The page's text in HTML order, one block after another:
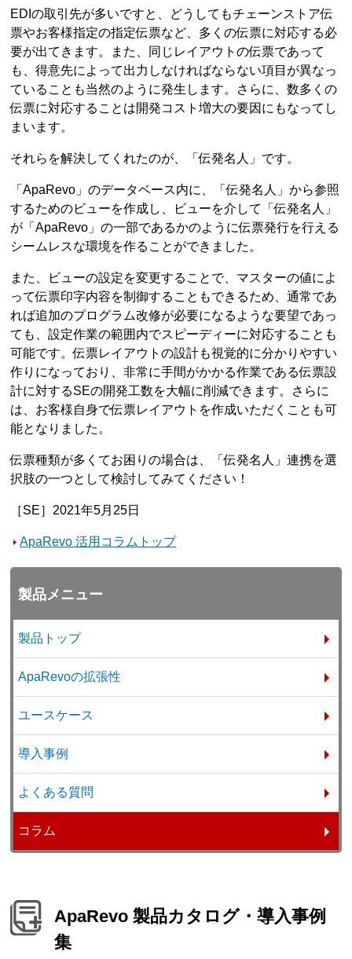
EDIの取引先が多いですと、どうしてもチェーンストア伝
票やお客様指定の指定伝票など、多くの伝票に対応する必
要が出てきます。また、同じレイアウトの伝票であって
も、得意先によって出力しなければならない項目が異なっ
ていることも当然のように発生します。さらに、数多くの
伝票に対応することは開発コスト増大の要因にもなってし
まいます。
それらを解決してくれたのが、「伝発名人」です。
「ApaRevo」のデータベース内に、「伝発名人」から参照
するためのビューを作成し、ビューを介して「伝発名人」
が「ApaRevo」の一部であるかのように伝票発行を行える
シームレスな環境を作ることができました。
また、ビューの設定を変更することで、マスターの値によ
って伝票印字内容を制御することもできるため、通常であ
れば追加のプログラム改修が必要になるような要望であっ
ても、設定作業の範囲内でスピーディーに対応することも
可能です。伝票レイアウトの設計も視覚的に分かりやすい
作りになっており、非常に手間がかかる作業である伝票設
計に対するSEの開発工数を大幅に削減できます。さらに
は、お客様自身で伝票レイアウトを作成いただくことも可
能となりました。
伝票種類が多くてお困りの場合は、「伝発名人」連携を選
択肢の一つとして検討してみてください！
［SE］2021年5月25日
ApaRevo 活用コラムトップ
製品メニュー
製品トップ
ApaRevoの拡張性
ユースケース
導入事例
よくある質問
コラム
ApaRevo 製品カタログ・導入事例
集